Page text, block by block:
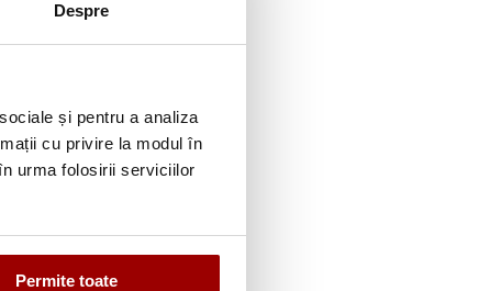
Despre
și pentru a analiza
cu privire la modul în
urma folosirii serviciilor
Permite toate